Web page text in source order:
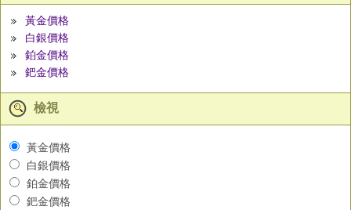
黃金價格
白銀價格
鉑金價格
鈀金價格
檢視
黃金價格
白銀價格
鉑金價格
鈀金價格